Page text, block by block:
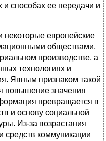
способах ее передачи и
европейские
обществами,
производстве, а
технологиях и
Явным признаком такой
повышение значения
превращается в
и основу социальной
Из-за возрастания
средств коммуникации